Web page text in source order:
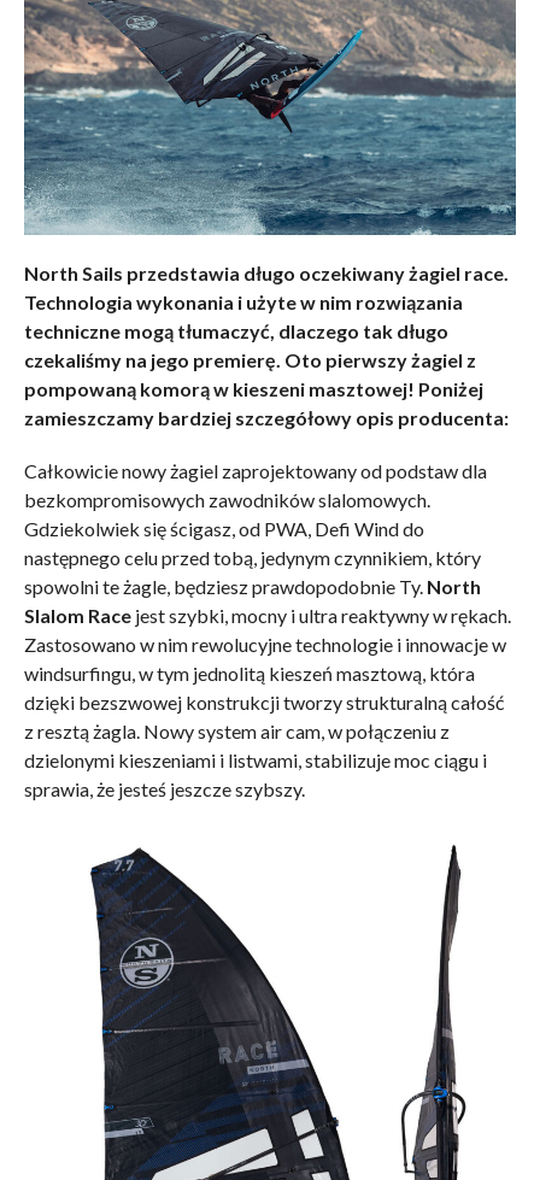
North Sails przedstawia długo oczekiwany żagiel race.
Technologia wykonania i użyte w nim rozwiązania
techniczne mogą tłumaczyć, dlaczego tak długo
czekaliśmy na jego premierę. Oto pierwszy żagiel z
pompowaną komorą w kieszeni masztowej! Poniżej
zamieszczamy bardziej szczegółowy opis producenta:
Całkowicie nowy żagiel zaprojektowany od podstaw dla
bezkompromisowych zawodników slalomowych.
Gdziekolwiek się ścigasz, od PWA, Defi Wind do
następnego celu przed tobą, jedynym czynnikiem, który
spowolni te żagle, będziesz prawdopodobnie Ty. North
Slalom Racejest szybki, mocny i ultra reaktywny w rękach.
Zastosowano w nim rewolucyjne technologie i innowacje w
windsurfingu, w tym jednolitą kieszeń masztową, która
dzięki bezszwowej konstrukcji tworzy strukturalną całość
z resztą żagla. Nowy system air cam, w połączeniu z
dzielonymi kieszeniami i listwami, stabilizuje moc ciągu i
sprawia, że jesteś jeszcze szybszy.